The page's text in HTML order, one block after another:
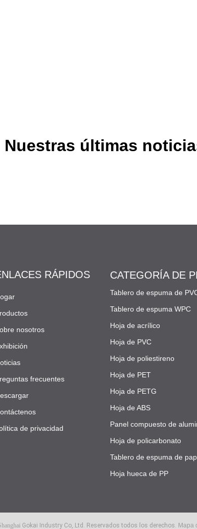
Nuestras últimas
RÁPIDOS
nosotros
frecuentes
de privacidad
CATEGORÍA DE
Tablero de espuma de
Tablero de espuma WPC
Hoja de acrílico
Hoja de PVC
Hoja de poliestireno
Hoja de PET
Hoja de PETG
Hoja de ABS
Panel compuesto de
Hoja de policarbonato
Tablero de espuma de
Hoja hueca de PP
Gokai Industry Co,.Ltd. Reservados todos los derechos. Mapa